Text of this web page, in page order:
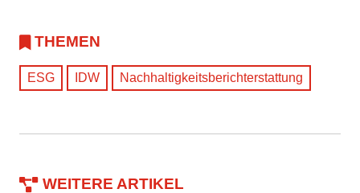
THEMEN
ESG IDW Nachhaltigkeitsberichterstattung
WEITERE ARTIKEL